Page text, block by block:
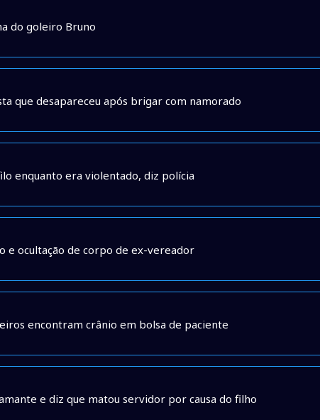
do goleiro Bruno
que desapareceu após brigar com namorado
enquanto era violentado, diz polícia
e ocultação de corpo de ex-vereador
encontram crânio em bolsa de paciente
e diz que matou servidor por causa do filho